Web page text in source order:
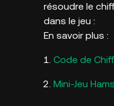
résoudre le
dans le jeu :
En savoir plus :
Code de
Mini-Jeu